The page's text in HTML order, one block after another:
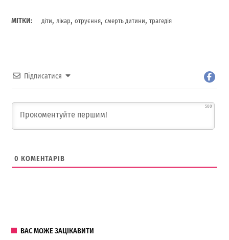
МІТКИ: діти,лікар,отруєння,смерть дитини,трагедія
Підписатися
500
0 КОМЕНТАРІВ
ВАС МОЖЕ ЗАЦІКАВИТИ